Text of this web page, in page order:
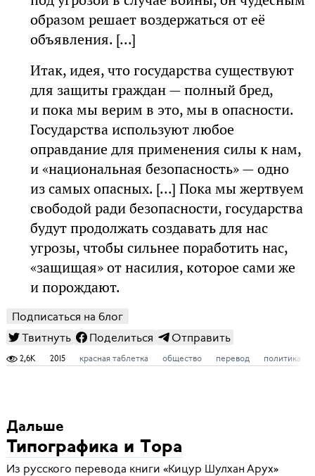
образом решает воздержаться от её
объявления. [...]
Итак, идея, что государства существуют
для защиты граждан — полный бред,
и пока мы верим в это, мы в опасности.
Государства используют любое
оправдание для применения силы к нам,
и «национальная безопасность» — одно
из самых опасных. [...] Пока мы жертвуем
свободой ради безопасности, государства
будут продолжать создавать для нас
угрозы, чтобы сильнее поработить нас,
«защищая» от насилия, которое сами же
и порождают.
Подписаться на блог
Твитнуть
Поделиться Отправить
2,6K 2015 красная таблетка общество перевод политика
Дальше
Типографика и Тора
Из русского перевода книги «Кицур Шулхан Арух»